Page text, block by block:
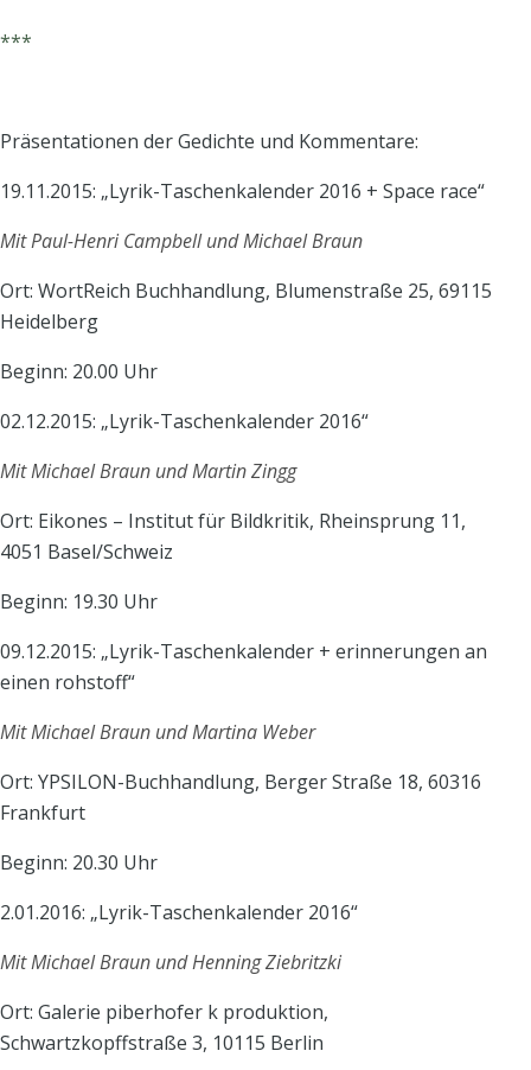
***
Präsentationen der Gedichte und Kommentare:
19.11.2015: „Lyrik-Taschenkalender 2016 + Space race“
Mit Paul-Henri Campbell und Michael Braun
Ort: WortReich Buchhandlung, Blumenstraße 25, 69115
Heidelberg
Beginn: 20.00 Uhr
02.12.2015: „Lyrik-Taschenkalender 2016“
Mit Michael Braun und Martin Zingg
Ort: Eikones – Institut für Bildkritik, Rheinsprung 11,
4051 Basel/Schweiz
Beginn: 19.30 Uhr
09.12.2015: „Lyrik-Taschenkalender + erinnerungen an
einen rohstoff“
Mit Michael Braun und Martina Weber
Ort: YPSILON-Buchhandlung, Berger Straße 18, 60316
Frankfurt
Beginn: 20.30 Uhr
2.01.2016: „Lyrik-Taschenkalender 2016“
Mit Michael Braun und Henning Ziebritzki
Ort: Galerie piberhofer k produktion,
Schwartzkopffstraße 3, 10115 Berlin